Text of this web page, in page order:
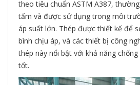
theo tiêu chuẩn ASTM A387,
tấm và được sử dụng trong môi
áp suất lớn. Thép được thiết kế để
bình chịu áp, và các thiết bị công
thép này nổi bật với khả năng
tốt.